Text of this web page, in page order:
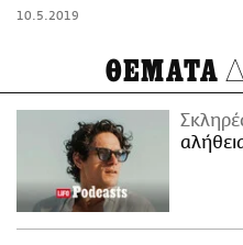
10.5.2019
ΘΕΜΑΤΑ